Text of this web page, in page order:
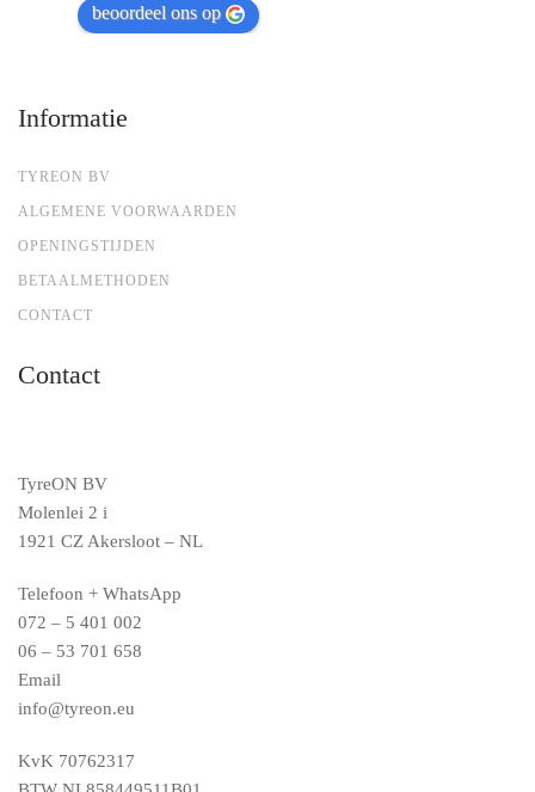
beoordeel ons op
Informatie
TYREON BV
ALGEMENE VOORWAARDEN
OPENINGSTIJDEN
BETAALMETHODEN
CONTACT
Contact
TyreON BV
Molenlei 2 i
1921 CZ Akersloot – NL
Telefoon + WhatsApp
072 – 5 401 002
06 – 53 701 658
Email
info@tyreon.eu
KvK 70762317